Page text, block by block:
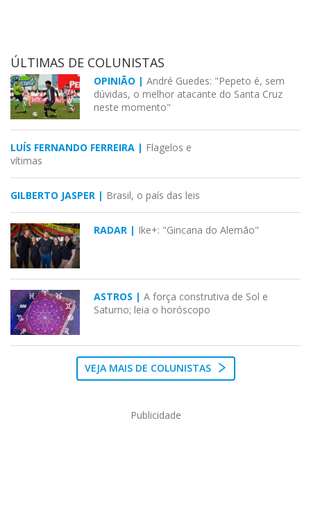
ÚLTIMAS DE COLUNISTAS
OPINIÃO | André Guedes: "Pepeto é, sem
dúvidas, o melhor atacante do Santa Cruz
neste momento"
LUÍS FERNANDO FERREIRA | Flagelos e
vítimas
GILBERTO JASPER | Brasil, o país das leis
RADAR | Ike+: "Gincana do Alemão"
ASTROS | A força construtiva de Sol e
Saturno; leia o horóscopo
VEJA MAIS DE COLUNISTAS
Publicidade